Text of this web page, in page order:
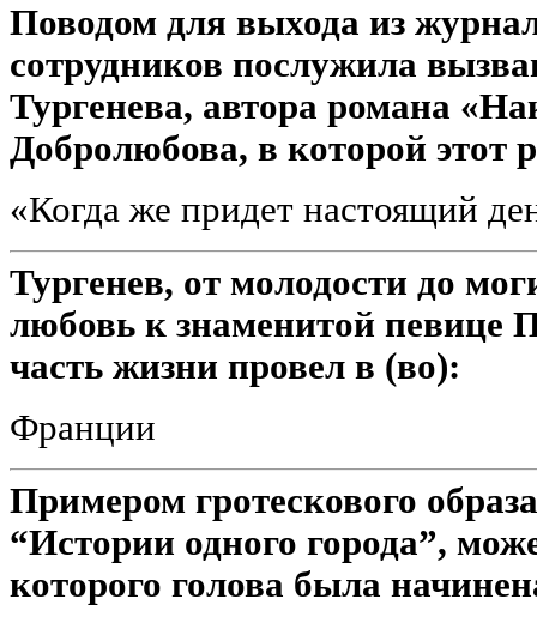
Поводом для выхода из
сотрудников послужила
Тургенева, автора романа
Добролюбова, в которой этот
«Когда же придет настоящий
Тургенев, от молодости до
любовь к знаменитой певице
часть жизни провел в (во):
Франции
Примером гротескового
“Истории одного города”,
которого голова была